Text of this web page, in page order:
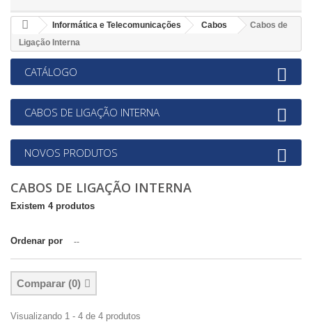
Informática e Telecomunicações Cabos
Cabos de
Ligação Interna
CATÁLOGO
CABOS DE LIGAÇÃO INTERNA
NOVOS PRODUTOS
CABOS DE LIGAÇÃO INTERNA
Existem 4 produtos
Ordenar por --
Comparar (0)
Visualizando 1 - 4 de 4 produtos